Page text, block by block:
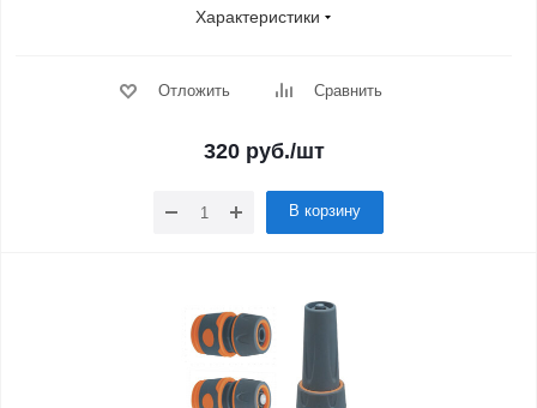
Характеристики
Отложить Сравнить
320 руб./шт
В корзину